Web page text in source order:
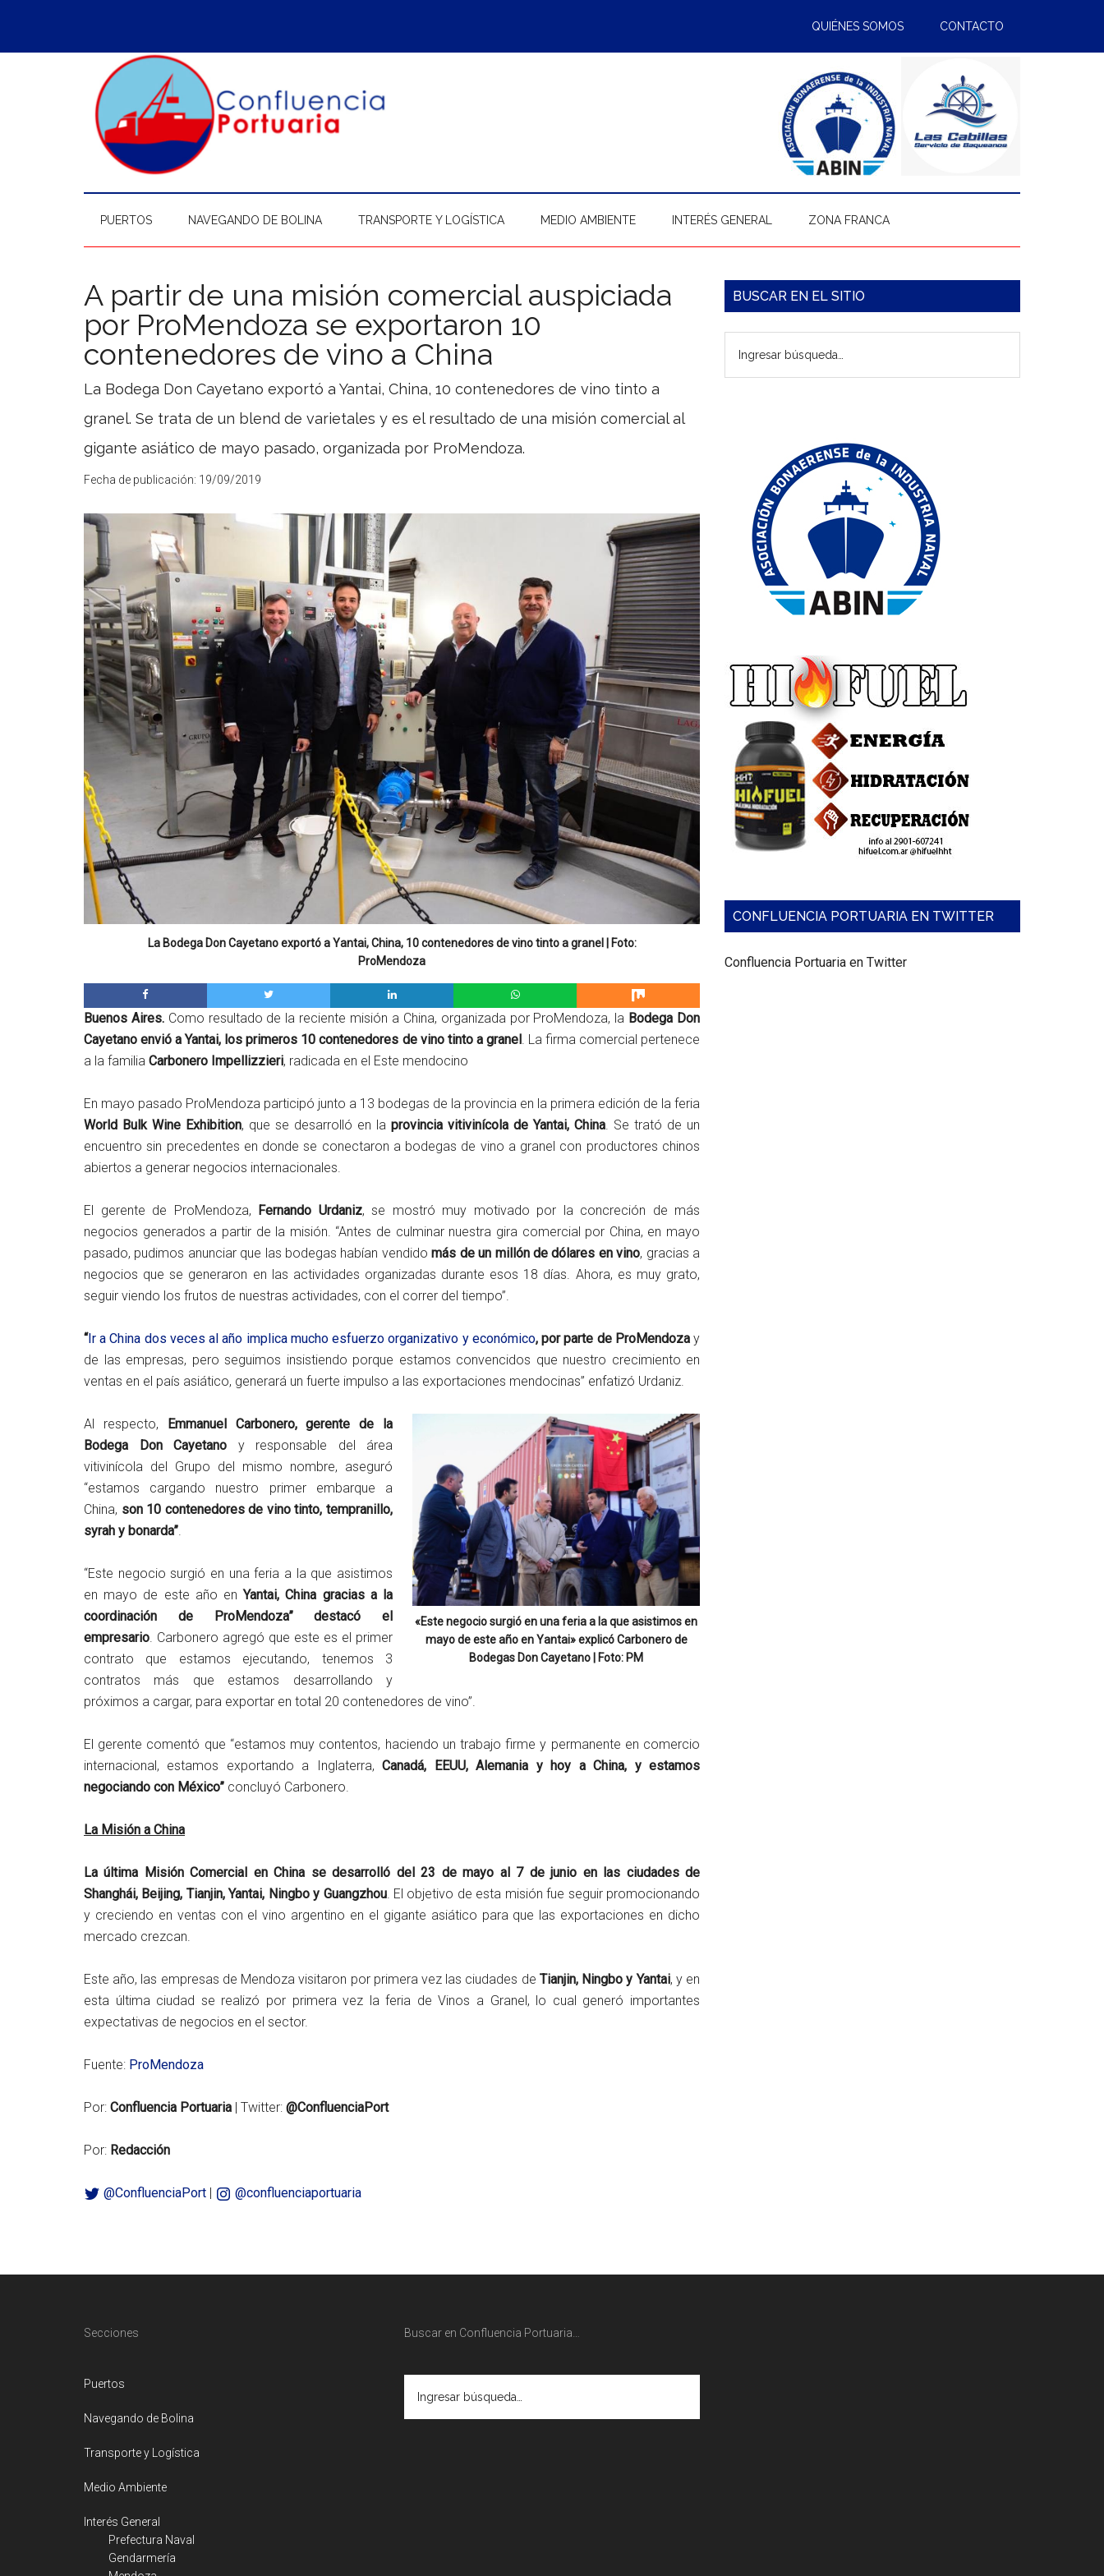
contenido
secondary
la
pie
QUIÉNES SOMOS CONTACTO
PUERTOS NAVEGANDO DE BOLINA TRANSPORTE Y LOGÍSTICA MEDIO AMBIENTE INTERÉS GENERAL ZONA FRANCA
A partir de una misión comercial auspiciada
por ProMendoza se exportaron 10
contenedores de vino a China
La Bodega Don Cayetano exportó a Yantai, China, 10 contenedores de vino tinto a
granel. Se trata de un blend de varietales y es el resultado de una misión comercial al
gigante asiático de mayo pasado, organizada por ProMendoza.
Fecha de publicación: 19/09/2019
La Bodega Don Cayetano exportó a Yantai, China, 10 contenedores de vino tinto a granel | Foto:
ProMendoza
Buenos Aires.Como resultado de la reciente misión a China, organizada por ProMendoza, la Bodega Don
Cayetano envió a Yantai, los primeros 10 contenedores de vino tinto a granel . La firma comercial pertenece
a la familia Carbonero Impellizzieri, radicada en el Este mendocino
En mayo pasado ProMendoza participó junto a 13 bodegas de la provincia en la primera edición de la feria
World Bulk Wine Exhibition, que se desarrolló en la provincia vitivinícola de Yantai, China. Se trató de un
encuentro sin precedentes en donde se conectaron a bodegas de vino a granel con productores chinos
abiertos a generar negocios internacionales.
El gerente de ProMendoza, Fernando Urdaniz, se mostró muy motivado por la concreción de más
negocios generados a partir de la misión. “Antes de culminar nuestra gira comercial por China, en mayo
pasado, pudimos anunciar que las bodegas habían vendidomás de un millón de dólares en vino, gracias a
negocios que se generaron en las actividades organizadas durante esos 18 días. Ahora, es muy grato,
seguir viendo los frutos de nuestras actividades, con el correr del tiempo”.
“ Ir a China dos veces al año implica mucho esfuerzo organizativo y económico, por parte de ProMendozay
de las empresas, pero seguimos insistiendo porque estamos convencidos que nuestro crecimiento en
ventas en el país asiático, generará un fuerte impulso a las exportaciones mendocinas” enfatizó Urdaniz.
«Este negocio surgió en una feria a la que asistimos en
mayo de este año en Yantai» explicó Carbonero de
Bodegas Don Cayetano | Foto: PM
Al respecto,
Emmanuel Carbonero, gerente de la
Bodega Don Cayetano y responsable del área
vitivinícola del Grupo del mismo nombre, aseguró
“estamos cargando nuestro primer embarque a
China, son 10 contenedores de vino tinto, tempranillo,
syrah y bonarda”.
“Este negocio surgió en una feria a la que asistimos
en mayo de este año enYantai, China gracias a la
coordinación de ProMendoza” destacó el
empresario. Carbonero agregó que este es el primer
contrato que estamos ejecutando, tenemos 3
contratos más que estamos desarrollando y
próximos a cargar, para exportar en total 20 contenedores de vino”.
El gerente comentó que “estamos muy contentos, haciendo un trabajo firme y permanente en comercio
internacional, estamos exportando a Inglaterra,Canadá, EEUU, Alemania y hoy a China, y estamos
negociando con México” concluyó Carbonero.
La Misión a China
La última Misión Comercial en China se desarrolló del 23 de mayo al 7 de junio en las ciudades de
Shanghái, Beijing, Tianjin, Yantai, Ningbo y Guangzhou. El objetivo de esta misión fue seguir promocionando
y creciendo en ventas con el vino argentino en el gigante asiático para que las exportaciones en dicho
mercado crezcan.
Este año, las empresas de Mendoza visitaron por primera vez las ciudades de Tianjin, Ningbo y Yantai, y en
esta última ciudad se realizó por primera vez la feria de Vinos a Granel, lo cual generó importantes
expectativas de negocios en el sector.
Fuente: ProMendoza
Por: Confluencia Portuaria | Twitter: @ConfluenciaPort
Por: Redacción
@ConfluenciaPort @confluenciaportuaria
Barra
principal
BUSCAR EN EL SITIO
búsqueda…
CONFLUENCIA PORTUARIA EN TWITTER
Confluencia Portuaria en Twitter
Secciones
Puertos
Navegando de Bolina
Transporte y Logística
Medio Ambiente
Interés General
Prefectura Naval
Gendarmería
Buscar en Confluencia Portuaria…
búsqueda…